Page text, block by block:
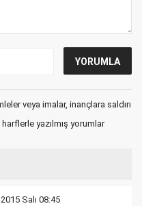
veya imalar, inançlara saldırı
yazılmış yorumlar
Salı 08:45